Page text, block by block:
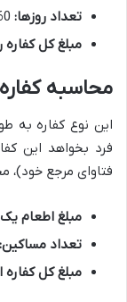
تعداد روزها:
مبلغ کل کفاره
محاسبه کفاره
فرد بخواهد این
فتاوای مرجع خود)،
مبلغ اطعام یک
تعداد مساکین:
مبلغ کل کفاره